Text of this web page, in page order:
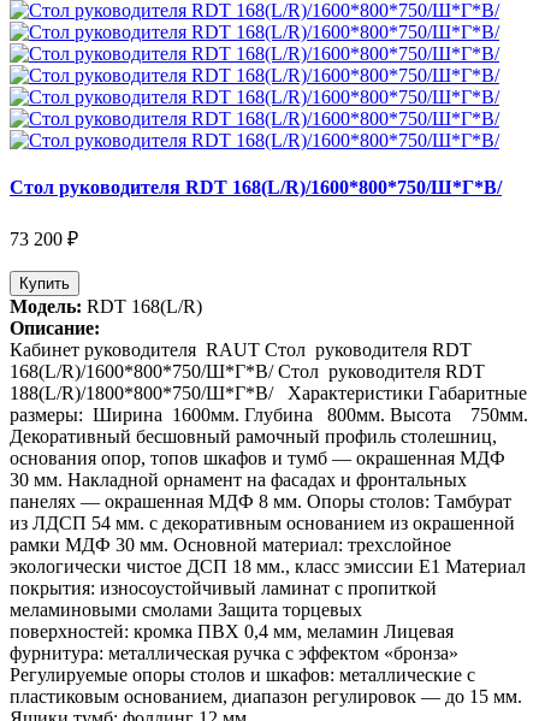
Стол руководителя RDT 168(L/R)/1600*800*750/Ш*Г*В/
73 200 ₽
Купить
Модель: RDT 168(L/R)
Описание:
Кабинет руководителя RAUT Стол руководителя RDT
168(L/R)/1600*800*750/Ш*Г*В/ Стол руководителя RDT
188(L/R)/1800*800*750/Ш*Г*В/ Характеристики Габаритные
размеры: Ширина 1600мм. Глубина 800мм. Высота 750мм.
Декоративный бесшовный рамочный профиль столешниц,
основания опор, топов шкафов и тумб — окрашенная МДФ
30 мм. Накладной орнамент на фасадах и фронтальных
панелях — окрашенная МДФ 8 мм. Опоры столов: Тамбурат
из ЛДСП 54 мм. с декоративным основанием из окрашенной
рамки МДФ 30 мм. Основной материал: трехслойное
экологически чистое ДСП 18 мм., класс эмиссии Е1 Материал
покрытия: износоустойчивый ламинат с пропиткой
меламиновыми смолами Защита торцевых
поверхностей: кромка ПВХ 0,4 мм, меламин Лицевая
фурнитура: металлическая ручка с эффектом «бронза»
Регулируемые опоры столов и шкафов: металлические с
пластиковым основанием, диапазон регулировок — до 15 мм.